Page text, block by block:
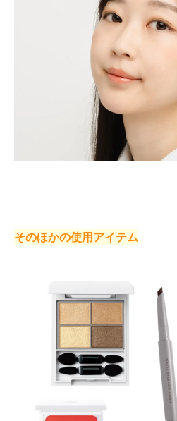
そのほかの使用アイテム